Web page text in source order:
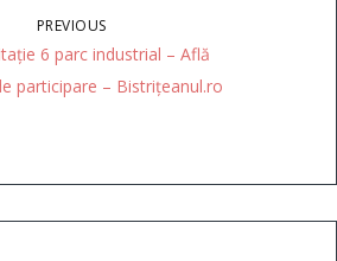
PREVIOUS
6 parc industrial – Află
participare – Bistrițeanul.ro